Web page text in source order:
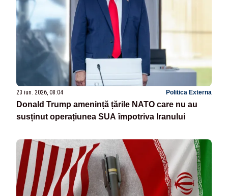
23 iun. 2026, 08:04 Politica Externa
Donald Trump amenință țările NATO care nu au
susținut operațiunea SUA împotriva Iranului